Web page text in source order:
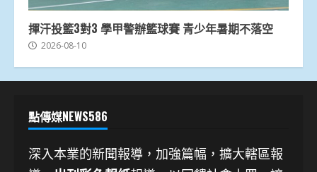
揮汗投籃3對3 學甲警辦籃球賽 青少年暑期不落空
2026-08-10
點傳媒NEWS586
深入本業的新聞報導，加強篇幅，擴大轄區報